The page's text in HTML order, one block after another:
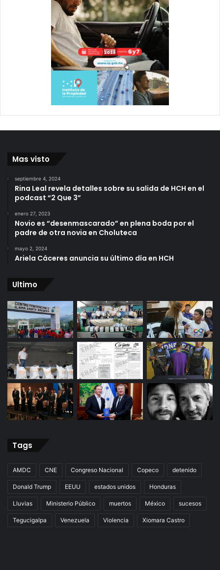
Mas visto
septiembre 4, 2024
Rina Leal revela detalles sobre su salida de HCH en el
podcast “2 Que 3”
enero 27, 2023
Novio es “desenmascarado” en plena boda por el
padre de otra novia en Choluteca
mayo 2, 2024
Ariela Cáceres anuncia su último día en HCH
Ultimo
Tags
AMDC CNE Congreso Nacional Copeco detenido
Donald Trump EEUU estados unidos Honduras
Lluvias Ministerio Público muertos México sucesos
Tegucigalpa Venezuela Violencia Xiomara Castro